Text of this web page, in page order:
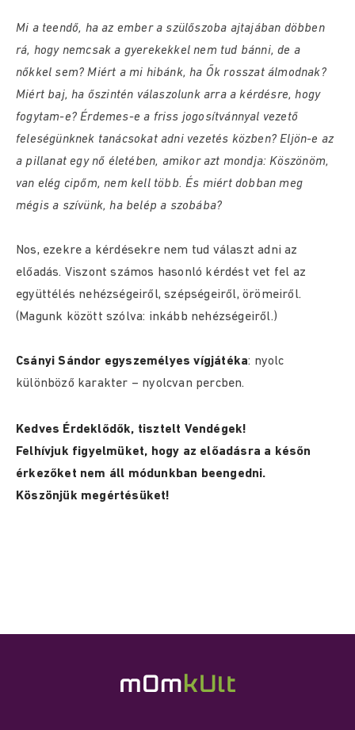
Mi a teendő, ha az ember a szülőszoba ajtajában döbben
rá, hogy nemcsak a gyerekekkel nem tud bánni, de a
nőkkel sem? Miért a mi hibánk, ha Ők rosszat álmodnak?
Miért baj, ha őszintén válaszolunk arra a kérdésre, hogy
fogytam-e? Érdemes-e a friss jogosítvánnyal vezető
feleségünknek tanácsokat adni vezetés közben? Eljön-e az
a pillanat egy nő életében, amikor azt mondja: Köszönöm,
van elég cipőm, nem kell több. És miért dobban meg
mégis a szívünk, ha belép a szobába?
Nos, ezekre a kérdésekre nem tud választ adni az
előadás. Viszont számos hasonló kérdést vet fel az
együttélés nehézségeiről, szépségeiről, örömeiről.
(Magunk között szólva: inkább nehézségeiről.)
Csányi Sándor egyszemélyes vígjátéka: nyolc
különböző karakter – nyolcvan percben.
Kedves Érdeklődők, tisztelt Vendégek!
Felhívjuk figyelmüket, hogy az előadásra a későn
érkezőket nem áll módunkban beengedni.
Köszönjük megértésüket!